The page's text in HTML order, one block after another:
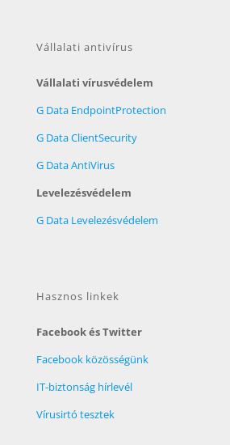
Vállalati antivírus
Vállalati vírusvédelem
G Data EndpointProtection
G Data ClientSecurity
G Data AntiVirus
Levelezésvédelem
G Data Levelezésvédelem
Hasznos linkek
Facebook és Twitter
Facebook közösségünk
IT-biztonság hírlevél
Vírusirtó tesztek